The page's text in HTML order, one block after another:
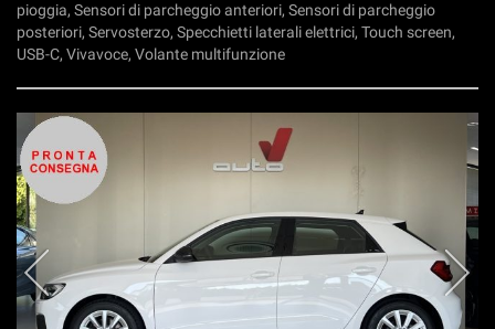
pioggia, Sensori di parcheggio anteriori, Sensori di parcheggio
posteriori, Servosterzo, Specchietti laterali elettrici, Touch screen,
USB-C, Vivavoce, Volante multifunzione